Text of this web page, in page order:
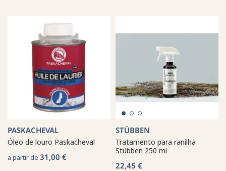
PASKACHEVAL
Óleo de louro Paskacheval
a partir de 31,00 €
STÜBBEN
Tratamento para ranilha
Stübben 250 ml
22,45 €